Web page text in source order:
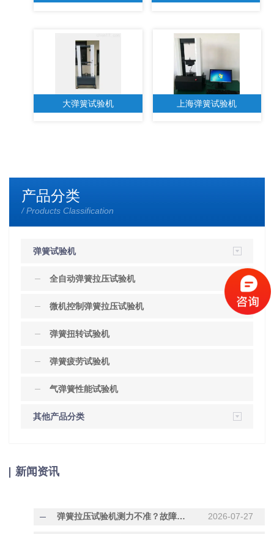
大弹簧试验机 上海弹簧试验机
产品分类
/ Products Classification
弹簧试验机
全自动弹簧拉压试验机
微机控制弹簧拉压试验机
弹簧扭转试验机
弹簧疲劳试验机
气弹簧性能试验机
其他产品分类
新闻资讯
弹簧拉压试验机测力不准？故障排查与维护技巧 2026-07-27